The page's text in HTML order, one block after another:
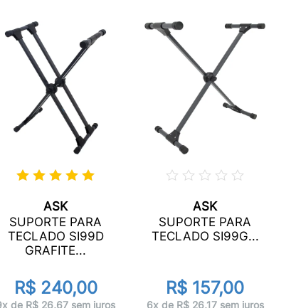
ASK
SUPORTE PARA
TECLADO SI99D
GRAFITE...
R$ 240,00
de R$ 26,67 sem juros
ASK
SUPORTE PARA
TECLADO SI99G...
R$ 157,00
6x de R$ 26,17 sem juros